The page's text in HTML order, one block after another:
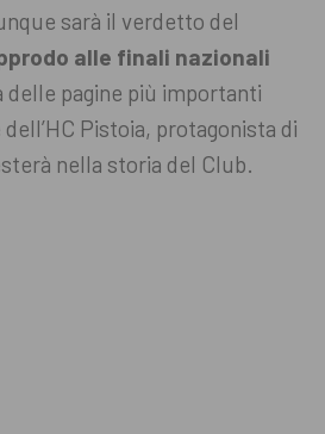
sarà il verdetto del
alle finali nazionali
delle pagine più importanti
Pistoia, protagonista di
nella storia del Club.